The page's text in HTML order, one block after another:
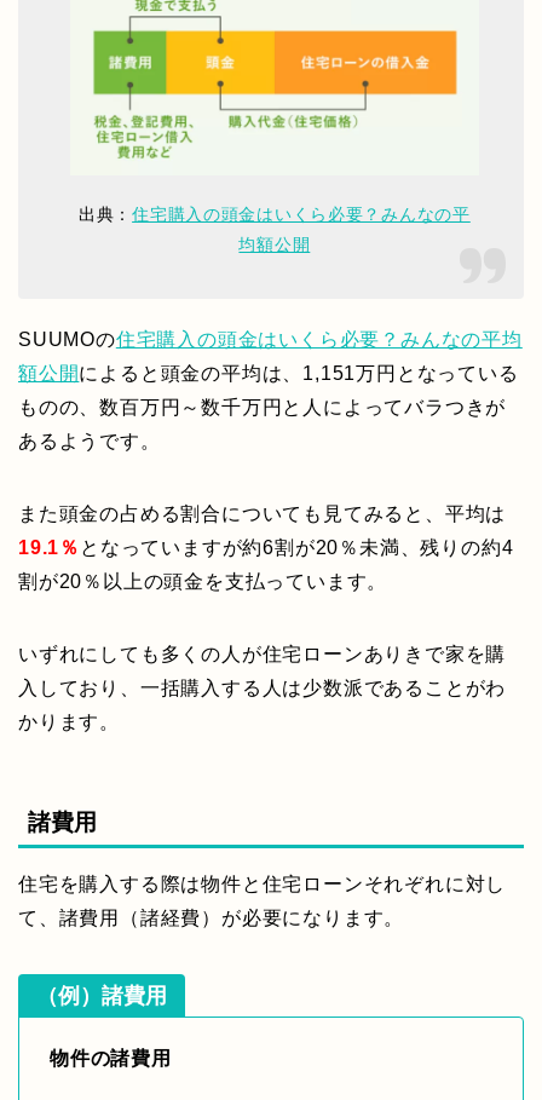
出典：住宅購入の頭金はいくら必要？みんなの平
均額公開
SUUMOの住宅購入の頭金はいくら必要？みんなの平均
額公開によると頭金の平均は、1,151万円となっている
ものの、数百万円～数千万円と人によってバラつきが
あるようです。
また頭金の占める割合についても見てみると、平均は
19.1％ となっていますが約6割が20％未満、残りの約4
割が20％以上の頭金を支払っています。
いずれにしても多くの人が住宅ローンありきで家を購
入しており、一括購入する人は少数派であることがわ
かります。
諸費用
住宅を購入する際は物件と住宅ローンそれぞれに対し
て、諸費用（諸経費）が必要になります。
（例）諸費用
物件の諸費用